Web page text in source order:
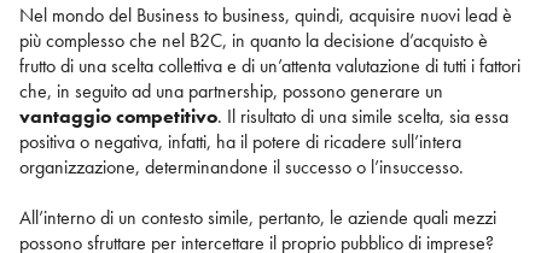
Nel mondo del Business to business, quindi, acquisire nuovi lead è
più complesso che nel B2C, in quanto la decisione d’acquisto è
frutto di una scelta collettiva e di un’attenta valutazione di tutti i fattori
che, in seguito ad una partnership, possono generare un
vantaggio competitivo. Il risultato di una simile scelta, sia essa
positiva o negativa, infatti, ha il potere di ricadere sull’intera
organizzazione, determinandone il successo o l’insuccesso.
All’interno di un contesto simile, pertanto, le aziende quali mezzi
possono sfruttare per intercettare il proprio pubblico di imprese?